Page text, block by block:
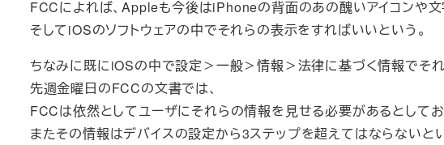
FCCによれば、Appleも今後はiPhoneの背面のあの醜いアイコンや文
そしてiOSのソフトウェアの中でそれらの表示をすればいいという。
ちなみに既にiOSの中で設定＞一般＞情報＞法律に基づく情報でそ
先週金曜日のFCCの文書では、
FCCは依然としてユーザにそれらの情報を見せる必要があるとしてお
またその情報はデバイスの設定から3ステップを超えてはならないとい